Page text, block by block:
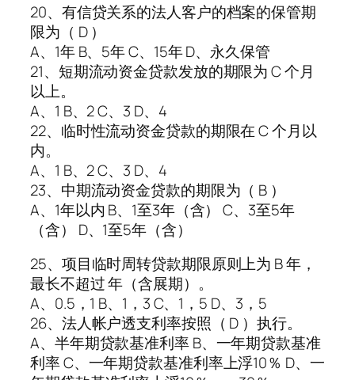
20、有信贷关系的法人客户的档案的保管期
限为（ D ）
A、1年 B、5年 C、15年 D、永久保管
21、短期流动资金贷款发放的期限为 C 个月
以上。
A、1 B、2 C、3 D、4
22、临时性流动资金贷款的期限在 C 个月以
内。
A、1 B、2 C、3 D、4
23、中期流动资金贷款的期限为（ B ）
A、1年以内 B、1至3年（含） C、3至5年
（含） D、1至5年（含）
25、项目临时周转贷款期限原则上为 B 年，
最长不超过 年（含展期）。
A、0.5，1 B、1，3 C、1，5 D、3，5
26、法人帐户透支利率按照（ D ）执行。
A、半年期贷款基准利率 B、一年期贷款基准
利率 C、一年期贷款基准利率上浮10％ D、一